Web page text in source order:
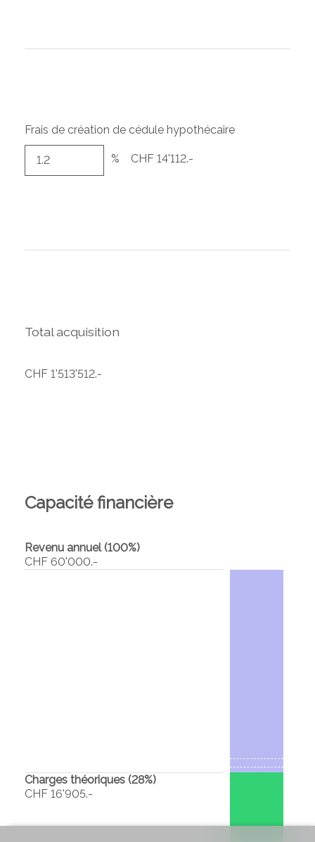
Frais de création de cédule hypothécaire
% CHF 14'112.-
Total acquisition
CHF 1'513'512.-
Capacité financière
Revenu annuel (100%)
CHF 60'000.-
Charges théoriques (28%)
CHF 16'905.-